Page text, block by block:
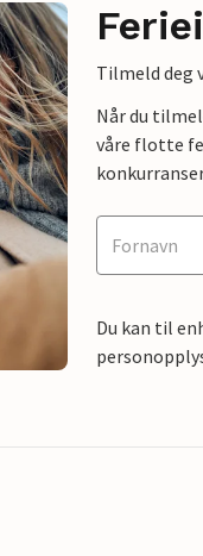
Tilmeld deg
Når du
våre flotte
Du kan til